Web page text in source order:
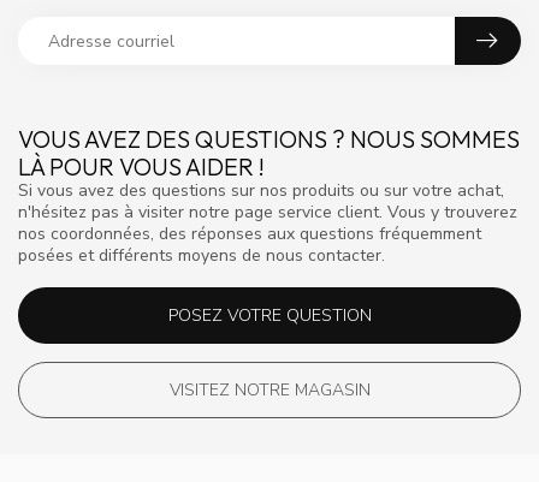
VOUS AVEZ DES QUESTIONS ? NOUS SOMMES
LÀ POUR VOUS AIDER !
Si vous avez des questions sur nos produits ou sur votre achat,
n'hésitez pas à visiter notre page service client. Vous y trouverez
nos coordonnées, des réponses aux questions fréquemment
posées et différents moyens de nous contacter.
POSEZ VOTRE QUESTION
VISITEZ NOTRE MAGASIN